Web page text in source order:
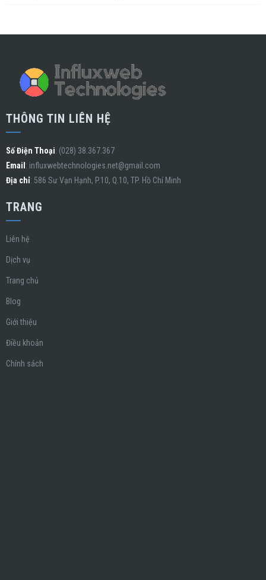
THÔNG TIN LIÊN HỆ
Số Điện Thoại: (028) 38.367.367
Email : influxwebtechnologies.net@gmail.com
Địa chỉ: 586 Sư Vạn Hạnh, P.10, Q.10, TP. Hồ Chí Minh
TRANG
Liên hệ
Dịch vụ
Trang chủ
Blog
Giới thiệu
Điều khoản
Chính sách